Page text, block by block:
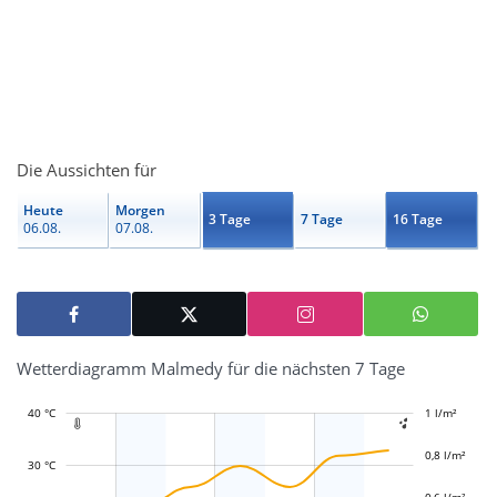
Die Aussichten für
Heute
06.08.
Morgen
07.08.
3 Tage 7 Tage 16 Tage
Wetterdiagramm Malmedy für die nächsten 7 Tage
 
40 °C
30 °C
-0,4 l/m²
-0,2 l/m²
0,8 l/m²
1 l/m²
1,2 l/m²